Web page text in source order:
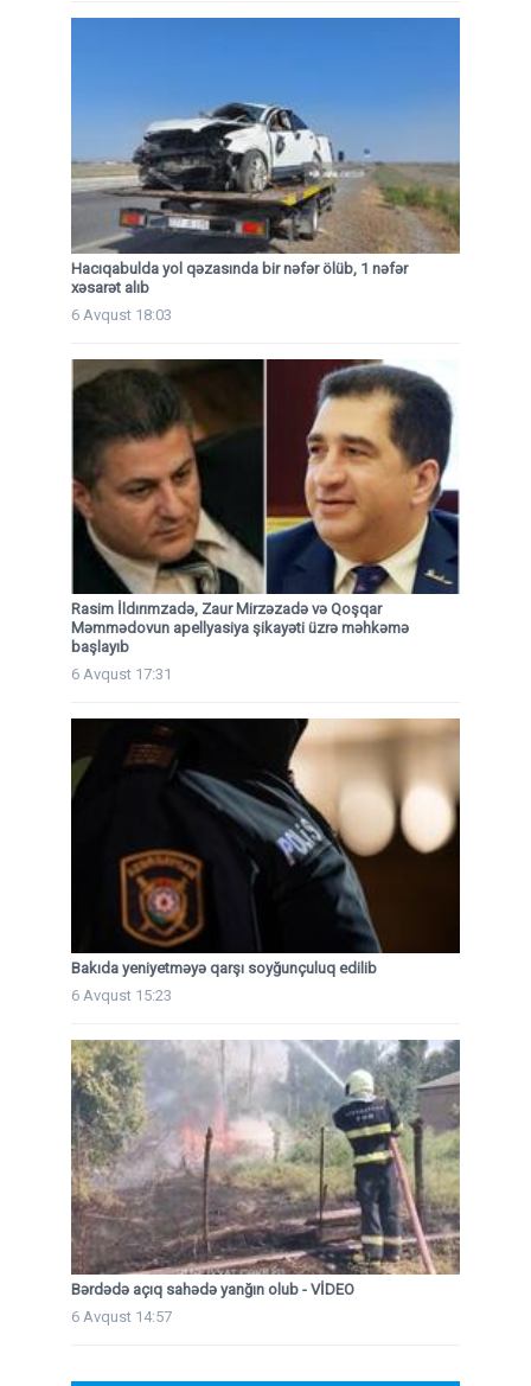
Hacıqabulda yol qəzasında bir nəfər ölüb, 1 nəfər
xəsarət alıb
6 Avqust 18:03
Rasim İldırımzadə, Zaur Mirzəzadə və Qoşqar
Məmmədovun apellyasiya şikayəti üzrə məhkəmə
başlayıb
6 Avqust 17:31
Bakıda yeniyetməyə qarşı soyğunçuluq edilib
6 Avqust 15:23
Bərdədə açıq sahədə yanğın olub - VİDEO
6 Avqust 14:57